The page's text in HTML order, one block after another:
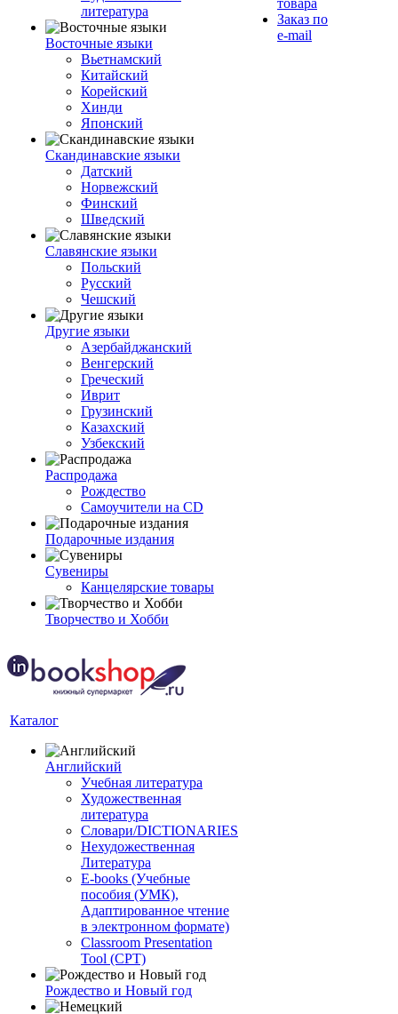
литература
Восточные языки
Вьетнамский
Китайский
Корейский
Хинди
Японский
Скандинавские языки
Датский
Норвежский
Финский
Шведский
Славянские языки
Польский
Русский
Чешский
Другие языки
Азербайджанский
Венгерский
Греческий
Иврит
Грузинский
Казахский
Узбекский
Распродажа
Рождество
Самоучители на CD
Подарочные издания
Сувениры
Канцелярские товары
Творчество и Хобби
товара
Заказ по
e-mail
Каталог
Английский
Учебная литература
Художественная
литература
Словари/DICTIONARIES
Нехудожественная
Литература
E-books (Учебные
пособия (УМК),
Адаптированное чтение
в электронном формате)
Classroom Presentation
Tool (CPT)
Рождество и Новый год